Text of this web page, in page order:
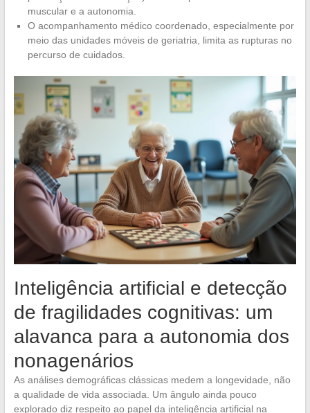
muscular e a autonomia.
O acompanhamento médico coordenado, especialmente por
meio das unidades móveis de geriatria, limita as rupturas no
percurso de cuidados.
Inteligência artificial e detecção
de fragilidades cognitivas: um
alavanca para a autonomia dos
nonagenários
As análises demográficas clássicas medem a longevidade, não
a qualidade de vida associada. Um ângulo ainda pouco
explorado diz respeito ao papel da inteligência artificial na